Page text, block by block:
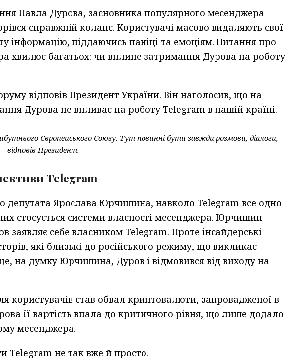
Павла Дурова, засновника популярного месенджера
справжній колапс. Користувачі масово видаляють свої
інформацію, піддаючись паніці та емоціям. Питання про
хвилює багатьох: чи вплине затримання Дурова на роботу
відповів Президент України. Він наголосив, що на
Дурова не впливає на роботу Telegram в нашій країні.
Європейського Союзу. Тут повинні бути завжди розмови, діалоги,
відповів Президент.
Telegram
депутата Ярослава Юрчишина, навколо Telegram все одно
стосується системи власності месенджера. Юрчишин
заявляє себе власником Telegram. Проте інсайдерські
які близькі до російського режиму, що викликає
на думку Юрчишина, Дуров і відмовився від виходу на
користувачів став обвал криптовалюти, запровадженої в
її вартість впала до критичного рівня, що лише додало
месенджера.
Telegram не так вже й просто.